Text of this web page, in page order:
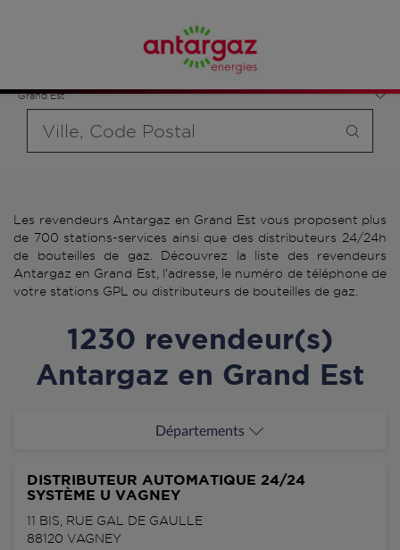
Grand Est
bouteille souhaité et le type de point de vente (revendeur /
distributeur automatique de bouteilles de gaz ou station GPL
carburant)
Les revendeurs Antargaz en Grand Est vous proposent plus
de 700 stations-services ainsi que des distributeurs 24/24h
de bouteilles de gaz. Découvrez la liste des revendeurs
Antargaz en Grand Est, l'adresse, le numéro de téléphone de
votre stations GPL ou distributeurs de bouteilles de gaz.
1230 revendeur(s)
Antargaz en Grand Est
Départements
DISTRIBUTEUR AUTOMATIQUE 24/24
SYSTÈME U VAGNEY
11 BIS, RUE GAL DE GAULLE
88120 VAGNEY